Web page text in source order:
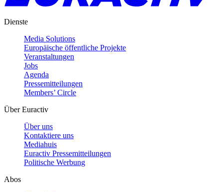
Dienste
Media Solutions
Europäische öffentliche Projekte
Veranstaltungen
Jobs
Agenda
Pressemitteilungen
Members’ Circle
Über Euractiv
Über uns
Kontaktiere uns
Mediahuis
Euractiv Pressemitteilungen
Politische Werbung
Abos